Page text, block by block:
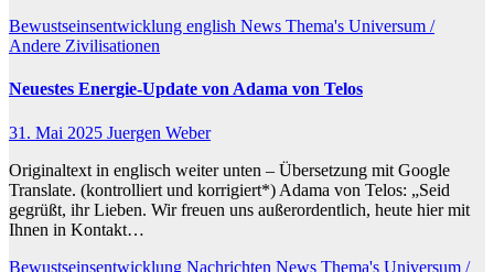
Bewustseinsentwicklung english News Thema's Universum /
Andere Zivilisationen
Neuestes Energie-Update von Adama von Telos
31. Mai 2025 Juergen Weber
Originaltext in englisch weiter unten – Übersetzung mit Google
Translate. (kontrolliert und korrigiert*) Adama von Telos: „Seid
gegrüßt, ihr Lieben. Wir freuen uns außerordentlich, heute hier mit
Ihnen in Kontakt…
Bewustseinsentwicklung Nachrichten News Thema's Universum /